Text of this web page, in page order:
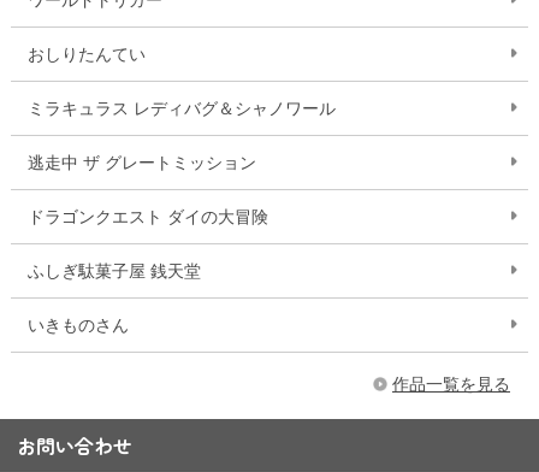
おしりたんてい
ミラキュラス レディバグ＆シャノワール
逃走中 ザ グレートミッション
ドラゴンクエスト ダイの大冒険
ふしぎ駄菓子屋 銭天堂
いきものさん
作品一覧を見る
お問い合わせ